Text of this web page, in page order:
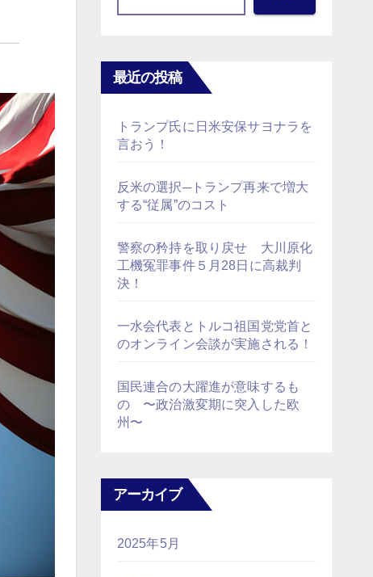
最近の投稿
トランプ氏に日米安保サヨナラを
言おう！
反米の選択─トランプ再来で増大
する“従属”のコスト
警察の矜持を取り戻せ 大川原化
工機冤罪事件５月28日に高裁判
決！
一水会代表とトルコ祖国党党首と
のオンライン会談が実施される！
国民連合の大躍進が意味するも
の 〜政治激変期に突入した欧
州〜
アーカイブ
2025年5月